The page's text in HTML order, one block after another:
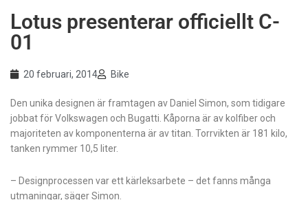
Lotus presenterar officiellt C-
01
20 februari, 2014 Bike
Den unika designen är framtagen av Daniel Simon, som tidigare
jobbat för Volkswagen och Bugatti. Kåporna är av kolfiber och
majoriteten av komponenterna är av titan. Torrvikten är 181 kilo,
tanken rymmer 10,5 liter.
– Designprocessen var ett kärleksarbete – det fanns många
utmaningar, säger Simon.